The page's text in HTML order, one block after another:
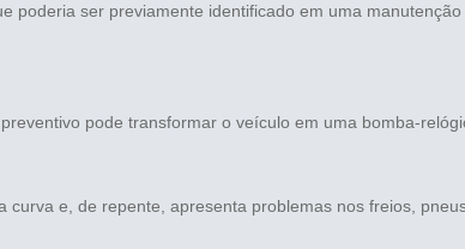
poderia ser previamente identificado em uma
pode transformar o veículo em uma bomba-
e, de repente, apresenta problemas nos freios,